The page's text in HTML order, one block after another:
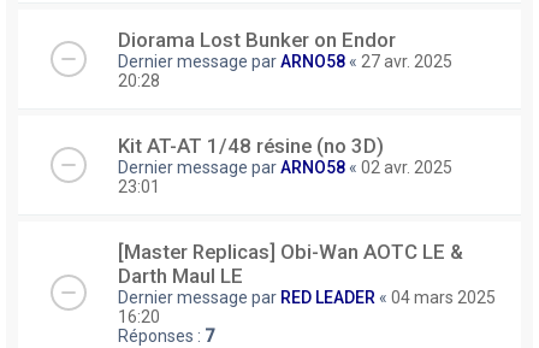
Diorama Lost Bunker on Endor
Dernier message parARNO58 « 27 avr. 2025
20:28
Kit AT-AT 1/48 résine (no 3D)
Dernier message parARNO58 « 02 avr. 2025
23:01
[Master Replicas] Obi-Wan AOTC LE &
Darth Maul LE
Dernier message par RED LEADER « 04 mars 2025
16:20
Réponses : 7